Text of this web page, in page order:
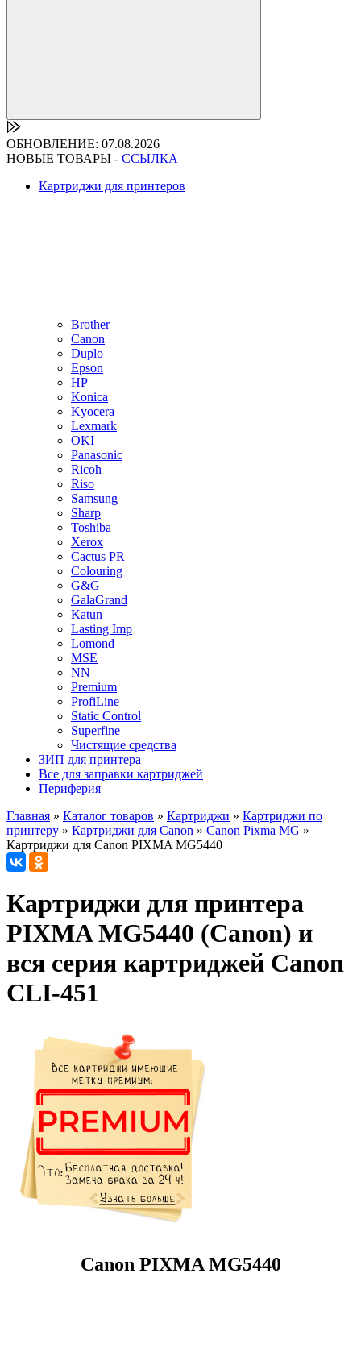
ОБНОВЛЕНИЕ: 07.08.2026
НОВЫЕ ТОВАРЫ - ССЫЛКА
Картриджи для принтеров
Brother
Canon
Duplo
Epson
HP
Konica
Kyocera
Lexmark
OKI
Panasonic
Ricoh
Riso
Samsung
Sharp
Toshiba
Xerox
Cactus PR
Colouring
G&G
GalaGrand
Katun
Lasting Imp
Lomond
MSE
NN
Premium
ProfiLine
Static Control
Superfine
Чистящие средства
ЗИП для принтера
Все для заправки картриджей
Периферия
Главная » Каталог товаров » Картриджи » Картриджи по
принтеру » Картриджи для Canon » Canon Pixma MG »
Картриджи для Canon PIXMA MG5440
Картриджи для принтера
PIXMA MG5440 (Canon) и
вся серия картриджей Canon
CLI-451
Canon PIXMA MG5440